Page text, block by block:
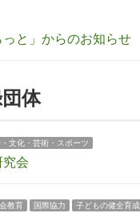
と」からのお知らせ
体
文化・芸術・スポーツ
究会
教育 国際協力 子どもの健全育成